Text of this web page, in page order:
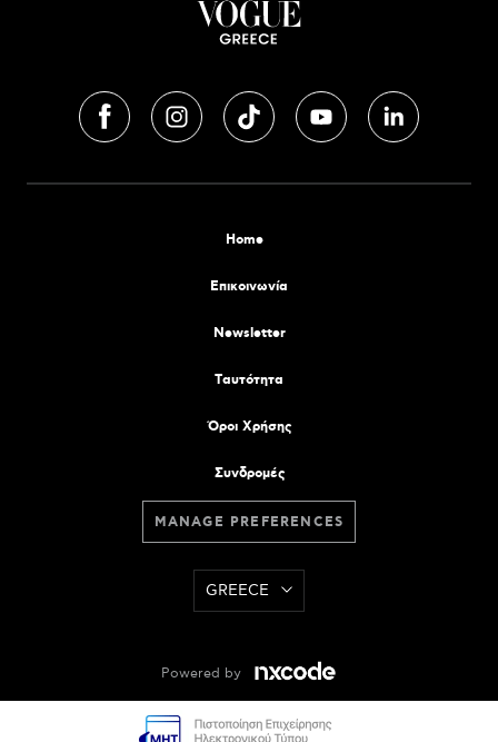
Home
Επικοινωνία
Newsletter
Tαυτότητα
Όροι Χρήσης
Συνδρομές
MANAGE PREFERENCES
GREECE
Powered by